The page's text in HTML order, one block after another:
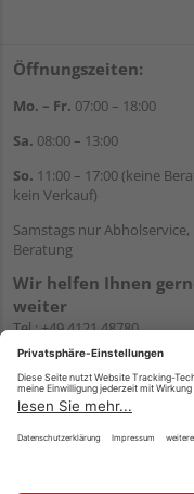
Öffnungszeiten:
Mo. – Fr. 07:00 – 18:00
Sa. 08:00 – 13:00
So. 11:00 – 17:00 (keine
kein Verkauf)
Samstags nur Abholservice,
Beratung
Wir helfen Ihnen
weiter
Tel.:+49 4121 48780
E-Mail:onlineshop@holz-
WhatsApp